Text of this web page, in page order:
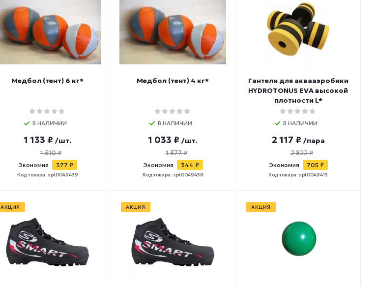
Медбол (тент) 6 кг*
В НАЛИЧИИ
1 133 ₽ /шт.
1 510 ₽
Экономия 377 ₽
Код товара: spt0049439
Медбол (тент) 4 кг*
В НАЛИЧИИ
1 033 ₽ /шт.
1 377 ₽
Экономия 344 ₽
Код товара: spt0049438
Гантели для аквааэробики
HYDROTONUS EVA высокой
плотности L*
В НАЛИЧИИ
2 117 ₽ /пара
2 822 ₽
Экономия 705 ₽
Код товара: spt0049413
АКЦИЯ АКЦИЯ АКЦИЯ